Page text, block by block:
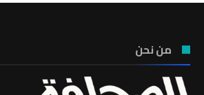
من نحن